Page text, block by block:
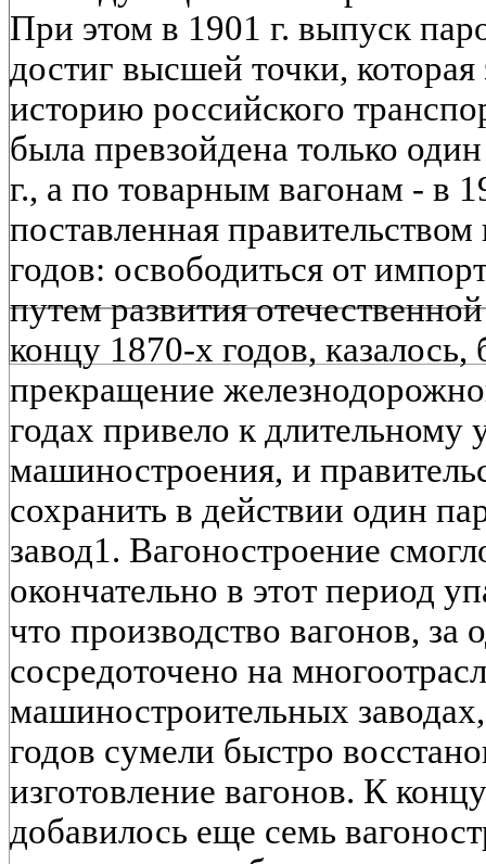
При этом в 1901 г. выпуск
достиг высшей точки,
историю российского
была превзойдена только
г., а по товарным вагонам - в
поставленная
годов: освободиться от
путем развития
концу 1870-х годов,
прекращение
годах привело к длительному
машиностроения, и
сохранить в действии один
завод1. Вагоностроение
окончательно в этот период
что производство вагонов,
сосредоточено на
машиностроительных
годов сумели быстро
изготовление вагонов. К
добавилось еще семь